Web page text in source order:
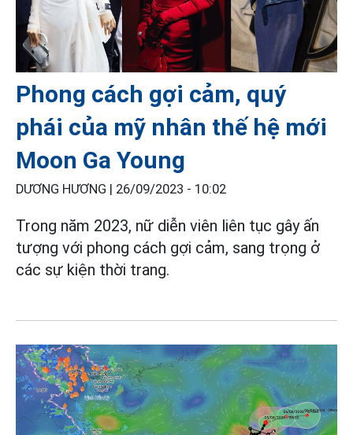
Phong cách gợi cảm, quý
phái của mỹ nhân thế hệ mới
Moon Ga Young
DƯƠNG HƯƠNG | 26/09/2023 - 10:02
Trong năm 2023, nữ diễn viên liên tục gây ấn
tượng với phong cách gợi cảm, sang trọng ở
các sự kiện thời trang.